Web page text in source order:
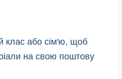
клас або сім'ю, щоб
на свою поштову